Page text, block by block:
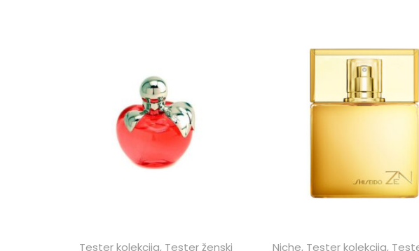
Tester kolekcija, Tester ženski
Niche, Tester kolekcija,